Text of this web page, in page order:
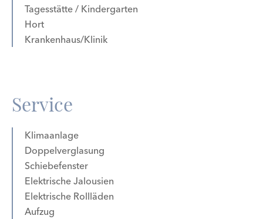
Tagesstätte / Kindergarten
Hort
Krankenhaus/Klinik
Service
Klimaanlage
Doppelverglasung
Schiebefenster
Elektrische Jalousien
Elektrische Rollläden
Aufzug